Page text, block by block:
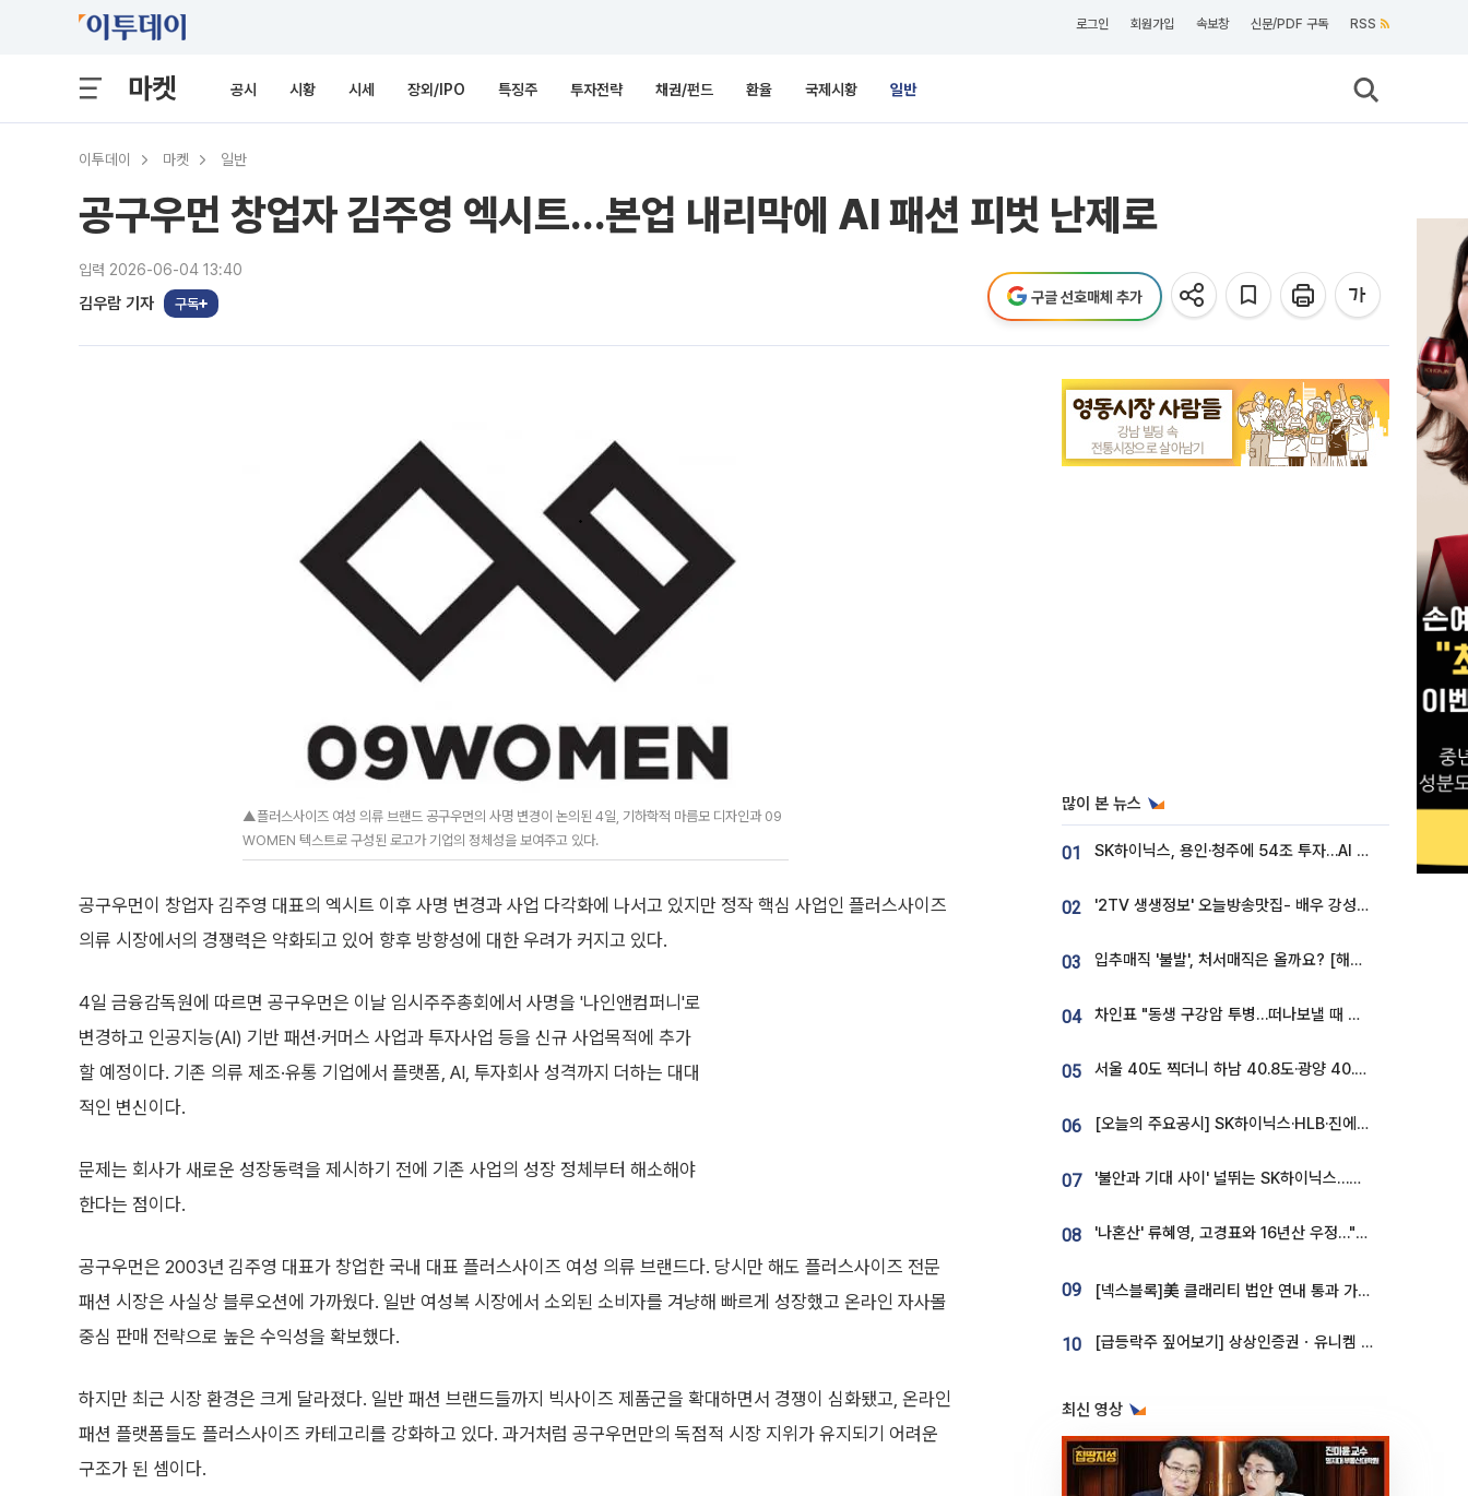
로그인 회원가입 속보창 신문/PDF 구독 RSS
마켓 공시 시황 시세 장외/IPO 특징주 투자전략 채권/펀드 환율 국제시황 일반
이투데이 마켓 일반
공구우먼 창업자 김주영 엑시트…본업 내리막에 AI 패션 피벗 난제로
입력 2026-06-04 13:40
김우람 기자 구독 구글 선호매체 추가
▲플러스사이즈 여성 의류 브랜드 공구우먼의 사명 변경이 논의된 4일, 기하학적 마름모 디자인과 09
WOMEN 텍스트로 구성된 로고가 기업의 정체성을 보여주고 있다.
공구우먼이 창업자 김주영 대표의 엑시트 이후 사명 변경과 사업 다각화에 나서고 있지만 정작 핵심 사업인 플러스사이즈
의류 시장에서의 경쟁력은 약화되고 있어 향후 방향성에 대한 우려가 커지고 있다.
4일 금융감독원에 따르면 공구우먼은 이날 임시주주총회에서 사명을 '나인앤컴퍼니'로
변경하고 인공지능(AI) 기반 패션·커머스 사업과 투자사업 등을 신규 사업목적에 추가
할 예정이다. 기존 의류 제조·유통 기업에서 플랫폼, AI, 투자회사 성격까지 더하는 대대
적인 변신이다.
문제는 회사가 새로운 성장동력을 제시하기 전에 기존 사업의 성장 정체부터 해소해야
한다는 점이다.
공구우먼은 2003년 김주영 대표가 창업한 국내 대표 플러스사이즈 여성 의류 브랜드다. 당시만 해도 플러스사이즈 전문
패션 시장은 사실상 블루오션에 가까웠다. 일반 여성복 시장에서 소외된 소비자를 겨냥해 빠르게 성장했고 온라인 자사몰
중심 판매 전략으로 높은 수익성을 확보했다.
하지만 최근 시장 환경은 크게 달라졌다. 일반 패션 브랜드들까지 빅사이즈 제품군을 확대하면서 경쟁이 심화됐고, 온라인
패션 플랫폼들도 플러스사이즈 카테고리를 강화하고 있다. 과거처럼 공구우먼만의 독점적 시장 지위가 유지되기 어려운
구조가 된 셈이다.
많이 본 뉴스
01 SK하이닉스, 용인·청주에 54조 투자…AI 메모리 생산기지 키운다
02 '2TV 생생정보' 오늘방송맛집- 배우 강성진 단골! 쌀국수ㆍ푸팟퐁 커리 맛집 '블○○○'
03 입추매직 '불발', 처서매직은 올까요? [해시태그]
04 차인표 "동생 구강암 투병…떠나보낼 때 가장 힘들었다”
05 서울 40도 찍더니 하남 40.8도·광양 40.2도…전국 '펄펄'
06 [오늘의 주요공시] SK하이닉스·HLB·진에어·포스코홀딩스·네이버·대우건설 등
07 '불안과 기대 사이' 널뛰는 SK하이닉스…증권가 "HBM4·LTA 기반 펀터멘털 견고"
08 '나혼산' 류혜영, 고경표와 16년산 우정…"자취방서 부모님과 마주쳐"
09 [넥스블록]美 클래리티 법안 연내 통과 가능성 13%…상원 문턱서 제동
10 [급등락주 짚어보기] 상상인증권ㆍ유니켐 2연속, 본느 6연속 ‘상한가’⋯M&A 훈풍 분 증시
최신 영상